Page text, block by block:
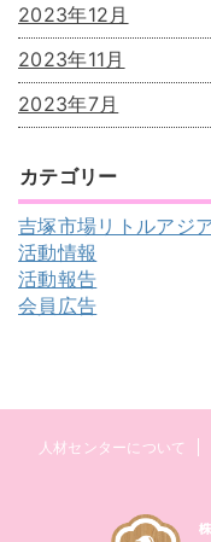
2023年12月
2023年11月
2023年7月
カテゴリー
吉塚市場リトルアジ
活動情報
活動報告
会員広告
人材センターについて